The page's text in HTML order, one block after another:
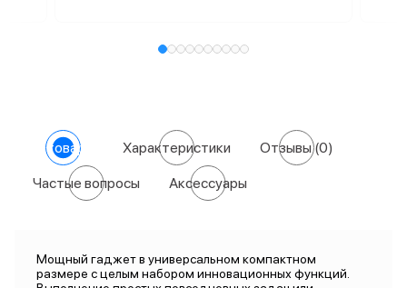
О товаре Характеристики Отзывы(0)
Частые вопросы Аксессуары
Мощный гаджет в универсальном компактном
размере с целым набором инновационных функций.